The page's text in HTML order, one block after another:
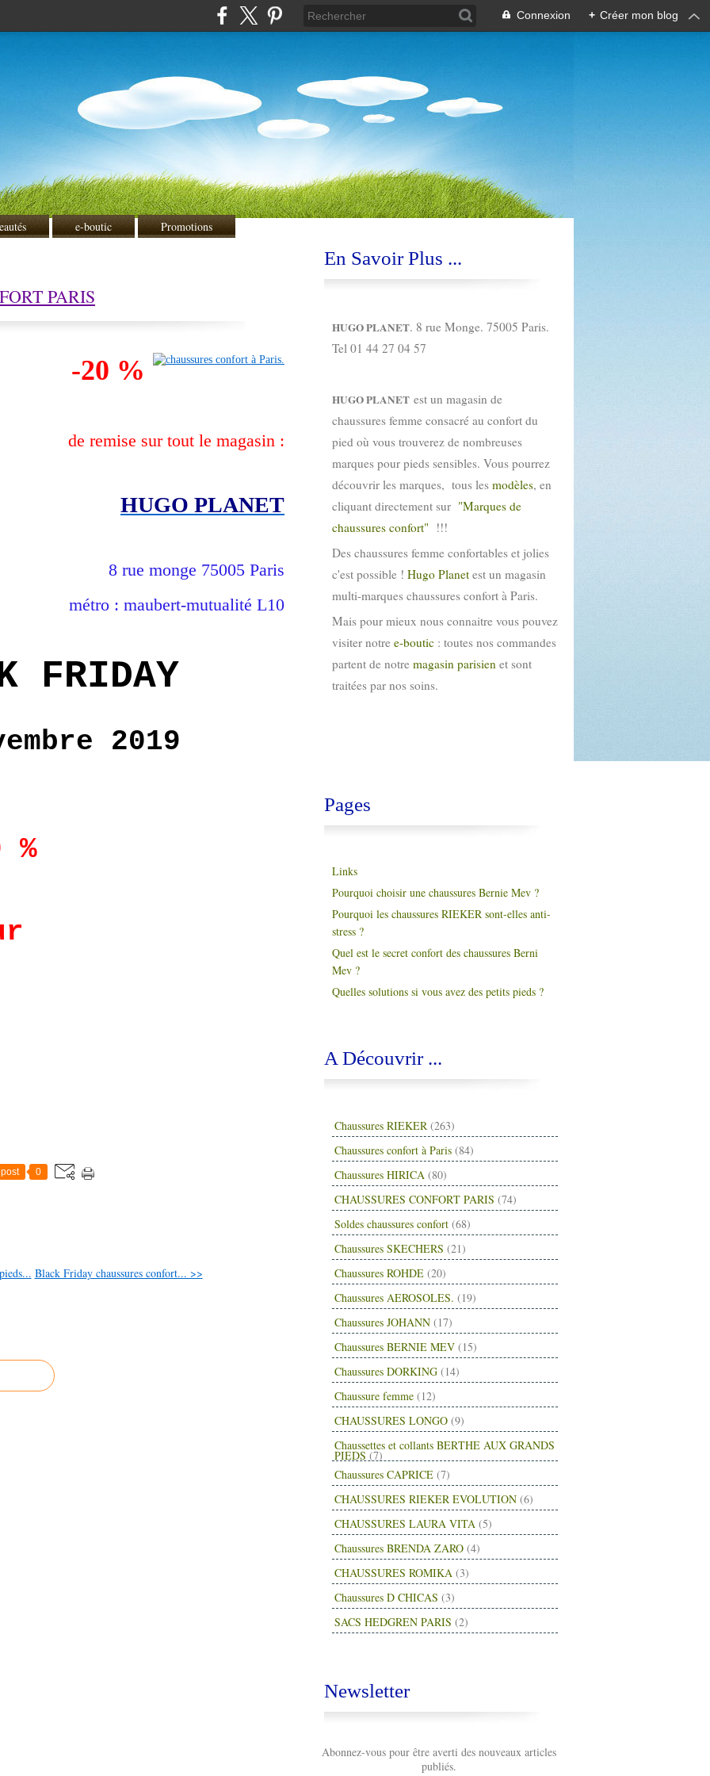
Connexion + Créer mon blog
e-boutic Promotions
PARIS
-20 %
de remise sur tout le magasin :
HUGO PLANET
8 rue monge 75005 Paris
métro : maubert-mutualité L10
FRIDAY
2019
0
Black Friday chaussures confort... >>
En Savoir Plus ...
HUGO PLANET. 8 rue Monge. 75005 Paris.
Tel 01 44 27 04 57
HUGO PLANET est un magasin de
chaussures femme consacré au confort du
pied où vous trouverez de nombreuses
marques pour pieds sensibles. Vous pourrez
découvrir les marques, tous les modèles, en
cliquant directement sur "Marques de
chaussures confort" !!!
Des chaussures femme confortables et jolies
c'est possible ! Hugo Planet est un magasin
multi-marques chaussures confort à Paris.
Mais pour mieux nous connaitre vous pouvez
visiter notre e-boutic : toutes nos commandes
partent de notre magasin parisien et sont
traitées par nos soins.
Pages
Links
Pourquoi choisir une chaussures Bernie Mev ?
Pourquoi les chaussures RIEKER sont-elles anti-
stress ?
Quel est le secret confort des chaussures Berni
Mev ?
Quelles solutions si vous avez des petits pieds ?
A Découvrir ...
Chaussures RIEKER (263)
Chaussures confort à Paris (84)
Chaussures HIRICA (80)
CHAUSSURES CONFORT PARIS (74)
Soldes chaussures confort (68)
Chaussures SKECHERS (21)
Chaussures ROHDE (20)
Chaussures AEROSOLES. (19)
Chaussures JOHANN (17)
Chaussures BERNIE MEV (15)
Chaussures DORKING (14)
Chaussure femme (12)
CHAUSSURES LONGO (9)
Chaussettes et collants BERTHE AUX GRANDS
PIEDS (7)
Chaussures CAPRICE (7)
CHAUSSURES RIEKER EVOLUTION (6)
CHAUSSURES LAURA VITA (5)
Chaussures BRENDA ZARO (4)
CHAUSSURES ROMIKA (3)
Chaussures D CHICAS (3)
SACS HEDGREN PARIS (2)
Newsletter
Abonnez-vous pour être averti des nouveaux articles
publiés.